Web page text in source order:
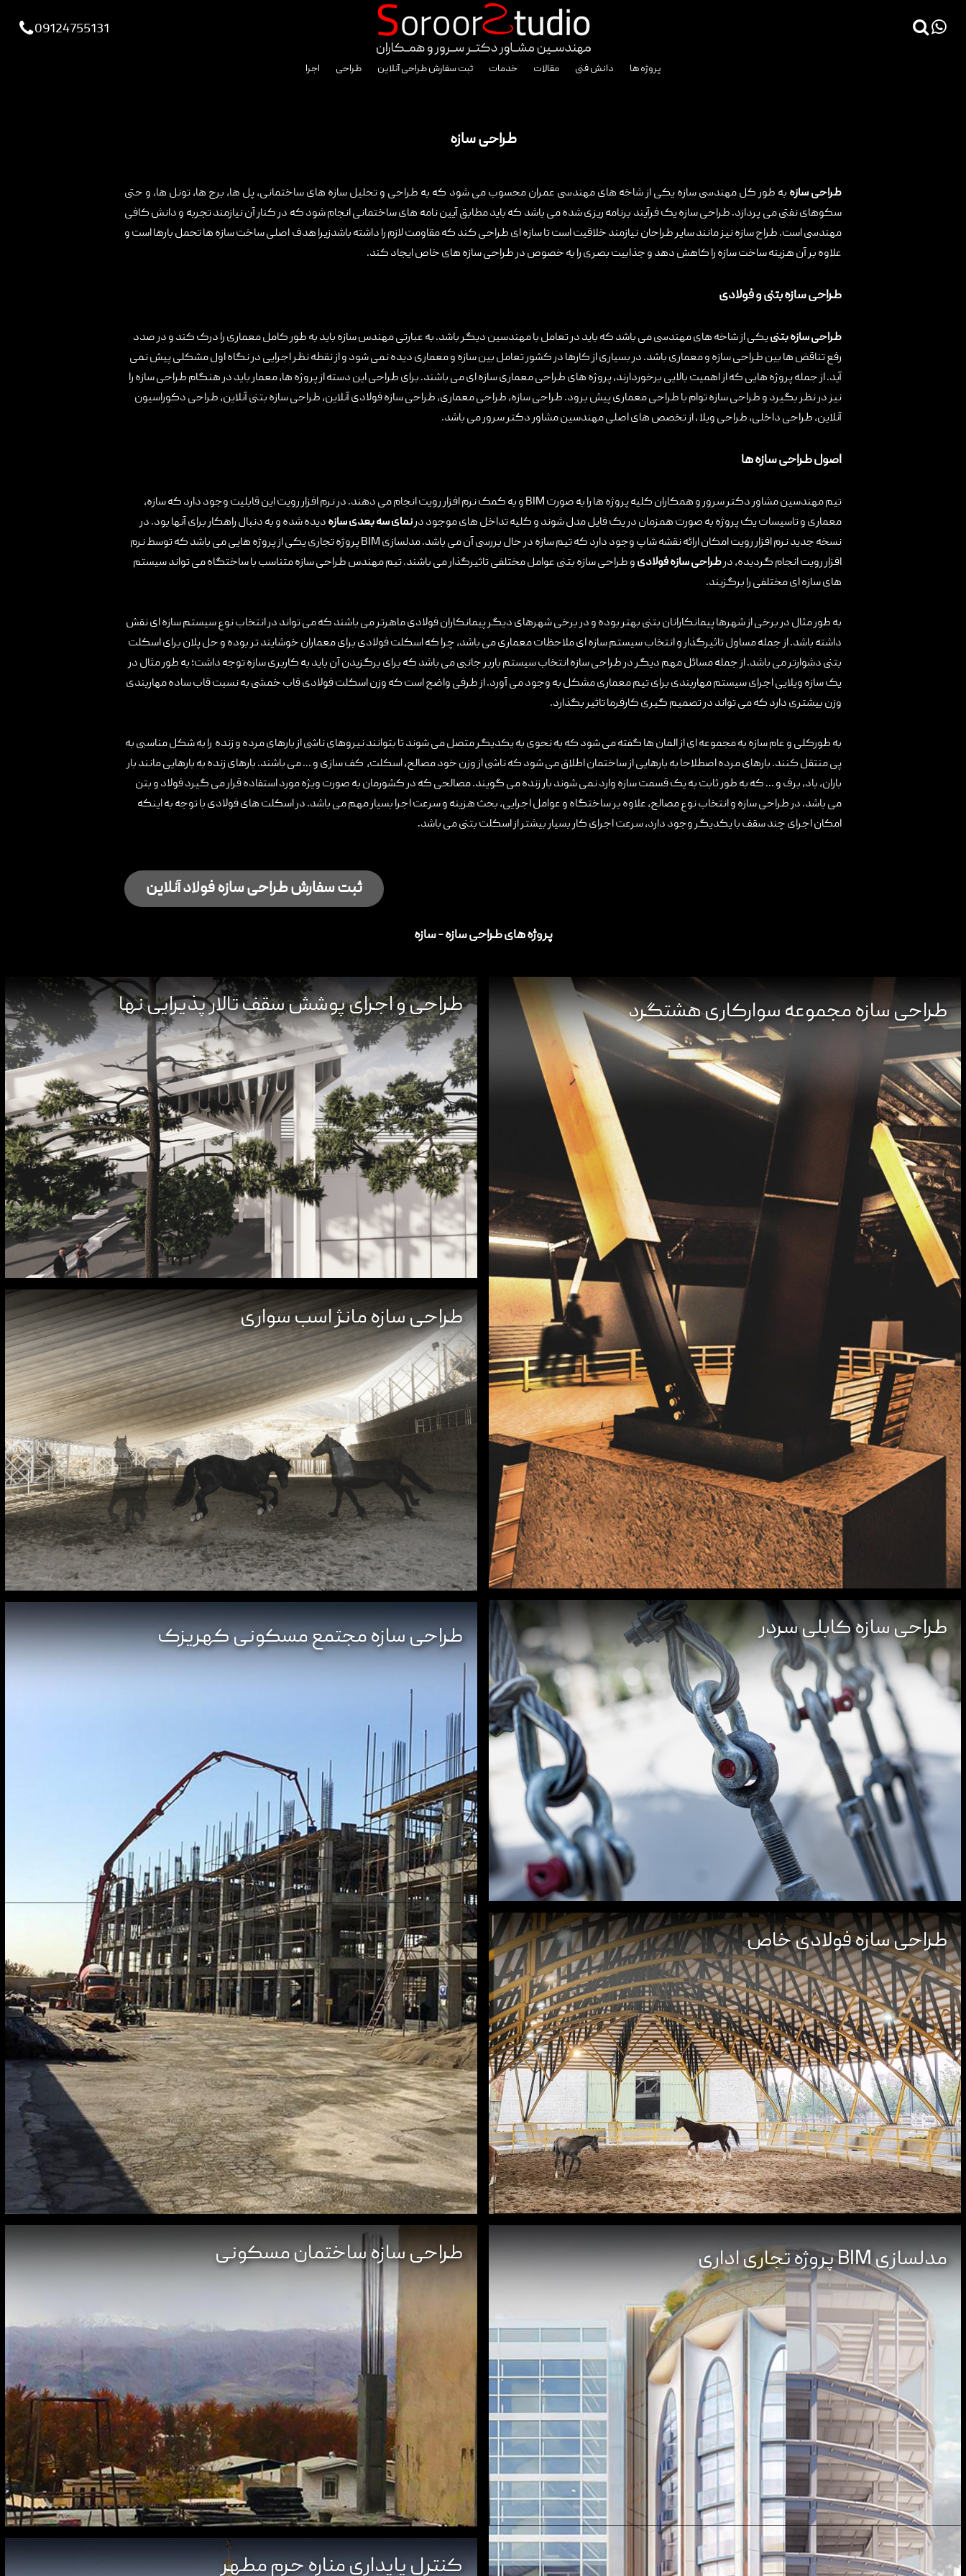
09124755131
پروژه ها دانش فنی مقالات خدمات ثبت سفارش طراحی آنلاین طراحی اجرا
×
طراحی سازه
طراحی سازه به طور کل مهندسی سازه یکی از شاخه های مهندسی عمران محسوب می شود که به طراحی و تحلیل سازه های ساختمانی، پل ها، برج ها، تونل ها، و حتی
سکوهای نفتی می پردازد. طراحی سازه یک فرآیند برنامه ریزی شده می باشد که باید مطابق آیین نامه های ساختمانی انجام شود که در کنار آن نیازمند تجربه و دانش کافی
مهندسی است. طراح سازه نیز مانند سایر طراحان نیازمند خلاقیت است تا سازه ای طراحی کند که مقاومت لازم را داشته باشدزیرا هدف اصلی ساخت سازه ها تحمل بارها است و
علاوه بر آن هزینه ساخت سازه را کاهش دهد و جذابیت بصری را به خصوص در طراحی سازه های خاص ایجاد کند.
طراحی سازه بتنی و فولادی
طراحی سازه بتنییکی از شاخه های مهندسی می باشد که باید در تعامل با مهندسین دیگر باشد. به عبارتی مهندس سازه باید به طور کامل معماری را درک کند و در صدد
رفع تناقض ها بین طراحی سازه و معماری باشد. در بسیاری از کارها در کشور تعامل بین سازه و معماری دیده نمی شود و از نقطه نظر اجرایی در نگاه اول مشکلی پیش نمی
آید. از جمله پروژه هایی که از اهمیت بالایی برخوردارند، پروژه های طراحی معماری سازه ای می باشند. برای طراحی این دسته از پروژه ها، معمار باید در هنگام طراحی سازه را
نیز در نظر بگیرد و طراحی سازه توام با طراحی معماری پیش برود. طراحی سازه، طراحی معماری، طراحی سازه فولادی آنلاین، طراحی سازه بتنی آنلاین، طراحی دکوراسیون
آنلاین، طراحی داخلی، طراحی ویلا ، از تخصص های اصلی مهندسین مشاور دکتر سرور می باشد.
اصول طراحی سازه ها
تیم مهندسین مشاور دکتر سرور و همکاران کلیه پروژه ها را به صورت BIM و به کمک نرم افزار رویت انجام می دهند. در نرم افزار رویت این قابلیت وجود دارد که سازه،
معماری و تاسیسات یک پروژه به صورت همزمان در یک فایل مدل شوند و کلیه تداخل های موجود درنمای سه بعدی سازهدیده شده و به دنبال راهکار برای آنها بود. در
نسخه جدید نرم افزار رویت امکان ارائه نقشه شاپ وجود دارد که تیم سازه در حال بررسی آن می باشد. مدلسازی BIM پروژه تجاری یکی از پروژه هایی می باشد که توسط نرم
افزار رویت انجام گردیده، درطراحی سازه فولادیو طراحی سازه بتنی عوامل مختلفی تاثیرگذار می باشند. تیم مهندس طراحی سازه متناسب با ساختگاه می تواند سیستم
های سازه ای مختلفی را برگزیند.
به طور مثال در برخی از شهرها پیمانکارانان بتنی بهتر بوده و در برخی شهرهای دیگر پیمانکاران فولادی ماهرتر می باشند که می تواند در انتخاب نوع سیستم سازه ای نقش
داشته باشد. از جمله مساول تاثیرگذار و انتخاب سیستم سازه ای ملاحظات معماری می باشد، چرا که اسکلت فولادی برای معماران خوشایند تر بوده و حل پلان برای اسکلت
بتنی دشوارتر می باشد. از جمله مسائل مهم دیگر در طراحی سازه انتخاب سیستم باربر جانبی می باشد که برای برگزیدن آن باید به کاربری سازه توجه داشت؛ به طور مثال در
یک سازه ویلایی اجرای سیستم مهاربندی برای تیم معماری مشکل به وجود می آورد. از طرفی واضح است که وزن اسکلت فولادی قاب خمشی به نسبت قاب ساده مهاربندی
وزن بیشتری دارد که می تواند در تصمیم گیری کارفرما تاثیر بگذارد.
به طورکلی و عام سازه به مجموعه ای از المان ها گفته می شود که به نحوی به یکدیگر متصل می شوند تا بتوانند نیروهای ناشی از بارهای مرده و زنده را به شکل مناسبی به
پی منتقل کنند. بارهای مرده اصطلاحا به بارهایی از ساختمان اطلاق می شود که ناشی از وزن خود مصالح، اسکلت، کف سازی و ... می باشند. بارهای زنده به بارهایی مانند بار
باران، باد، برف و ... که به طور ثابت به یک قسمت سازه وارد نمی شوند بار زنده می گویند. مصالحی که در کشورمان به صورت ویژه مورد استفاده قرار می گیرد فولاد و بتن
می باشد. در طراحی سازه و انتخاب نوع مصالح، علاوه بر ساختگاه و عوامل اجرایی، بحث هزینه و سرعت اجرا بسیار مهم می باشد. در اسکلت های فولادی با توجه به اینکه
امکان اجرای چند سقف با یکدیگر وجود دارد، سرعت اجرای کار بسیار بیشتر از اسکلت بتنی می باشد.
ثبت سفارش طراحی سازه فولاد آنلاین
پروژه های طراحی سازه - سازه
طراحی سازه مجموعه سوارکاری هشتگرد
طراحی سازه کابلی سردر
طراحی سازه فولادی خاص
مدلسازی BIM پروژه تجاری اداری
طراحی و اجرای پوشش سقف تالار پذیرایی نها
طراحی سازه مانژ اسب سواری
طراحی سازه مجتمع مسکونی کهریزک
طراحی سازه ساختمان مسکونی
کنترل پایداری مناره حرم مطهر